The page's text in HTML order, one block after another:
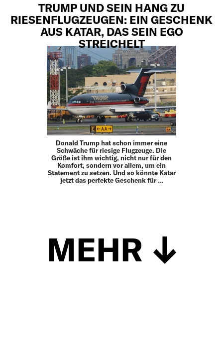
TRUMP UND SEIN HANG ZU
RIESENFLUGZEUGEN: EIN GESCHENK
AUS KATAR, DAS SEIN EGO
STREICHELT
Donald Trump hat schon immer eine
Schwäche für riesige Flugzeuge. Die
Größe ist ihm wichtig, nicht nur für den
Komfort, sondern vor allem, um ein
Statement zu setzen. Und so könnte Katar
jetzt das perfekte Geschenk für …
MEHR